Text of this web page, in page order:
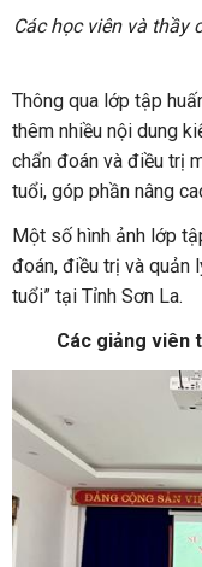
Các học viên và thầy
Thông qua lớp tập
thêm nhiều nội dung
chẩn đoán và điều trị
tuổi, góp phần nâng
Một số hình ảnh lớp
đoán, điều trị và quản
tuổi” tại Tỉnh Sơn La.
Các giảng viên